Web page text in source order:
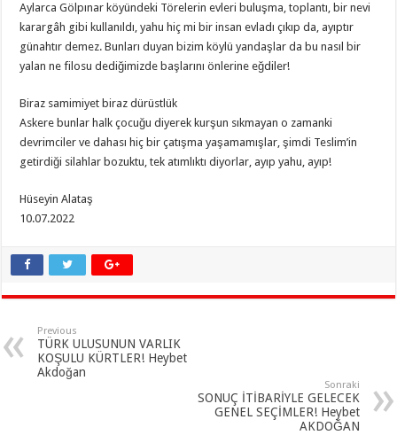
Aylarca Gölpınar köyündeki Törelerin evleri buluşma, toplantı, bir nevi
karargâh gibi kullanıldı, yahu hiç mi bir insan evladı çıkıp da, ayıptır
günahtır demez. Bunları duyan bizim köylü yandaşlar da bu nasıl bir
yalan ne filosu dediğimizde başlarını önlerine eğdiler!
Biraz samimiyet biraz dürüstlük
Askere bunlar halk çocuğu diyerek kurşun sıkmayan o zamanki
devrimciler ve dahası hiç bir çatışma yaşamamışlar, şimdi Teslim’in
getirdiği silahlar bozuktu, tek atımlıktı diyorlar, ayıp yahu, ayıp!
Hüseyin Alataş
10.07.2022
Previous
TÜRK ULUSUNUN VARLIK
KOŞULU KÜRTLER! Heybet
Akdoğan
Sonraki
SONUÇ İTİBARİYLE GELECEK
GENEL SEÇİMLER! Heybet
AKDOĞAN